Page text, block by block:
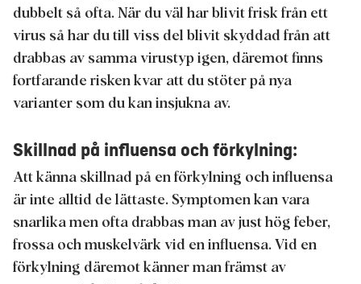
dubbelt så ofta. När du väl har blivit frisk från ett
virus så har du till viss del blivit skyddad från att
drabbas av samma virustyp igen, däremot finns
fortfarande risken kvar att du stöter på nya
varianter som du kan insjukna av.
Skillnad på influensa och förkylning:
Att känna skillnad på en förkylning och influensa
är inte alltid de lättaste. Symptomen kan vara
snarlika men ofta drabbas man av just hög feber,
frossa och muskelvärk vid en influensa. Vid en
förkylning däremot känner man främst av